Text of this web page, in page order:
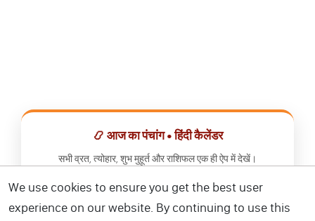
📿 आज का पंचांग • हिंदी कैलेंडर
सभी व्रत, त्योहार, शुभ मुहूर्त और राशिफल एक ही ऐप में देखें।
📅 हिंदी कैलेंडर ऐप डाउनलोड करें
We use cookies to ensure you get the best user
experience on our website. By continuing to use this